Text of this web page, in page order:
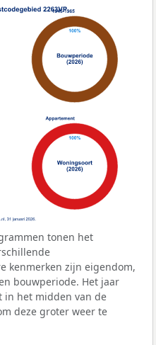
tonen het
kenmerken zijn eigendom,
bouwperiode. Het jaar
in het midden van de
deze groter weer te